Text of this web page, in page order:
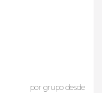
por grupo desde